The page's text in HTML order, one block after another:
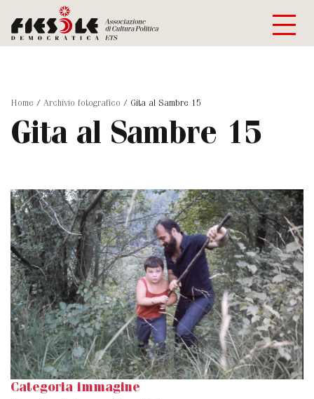
Home / Archivio fotografico / Gita al Sambre 15
Gita al Sambre 15
Categoria immagine